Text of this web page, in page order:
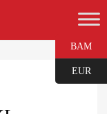
BAM
EUR